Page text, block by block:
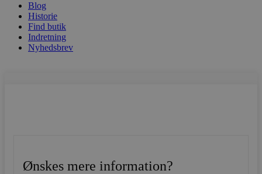
Blog
Historie
Find butik
Indretning
Nyhedsbrev
Ønskes mere information?